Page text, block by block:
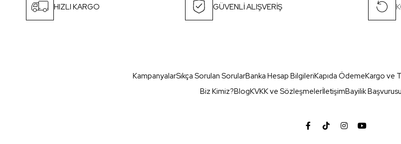
HIZLI KARGO GÜVENLİ ALIŞVERİŞ
KampanyalarSıkça Sorulan SorularBanka Hesap BilgileriKapıda ÖdemeKargo ve
Biz Kimiz?BlogKVKK ve SözleşmelerİletişimBayilik Başvurusu